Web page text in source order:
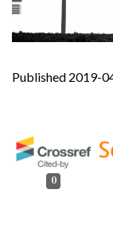
Published 2019-
0